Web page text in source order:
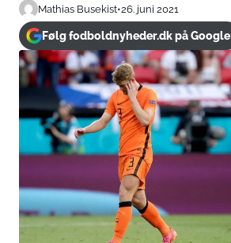
Mathias Busekist•26. juni 2021
Følg fodboldnyheder.dk på Google